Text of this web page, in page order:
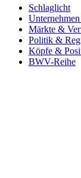
Schlaglicht
Märkte &
Politik &
Köpfe &
BWV-Reihe